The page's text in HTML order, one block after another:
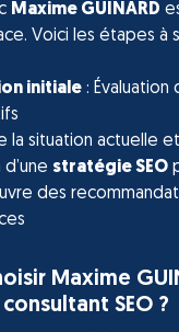
Maxime GUINARD
Voici les étapes à
initiale: Évaluation
la situation actuelle
stratégie SEO
des
Maxime
SEO ?